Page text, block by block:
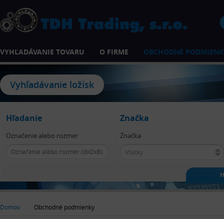
VYHĽADÁVANIE TOVARU O FIRME OBCHODNÉ
Vyhľadávanie ložísk
Hľadanie
Označenie alebo rozmer
Značka
Značka
Všetky
Domov Obchodné podmienky